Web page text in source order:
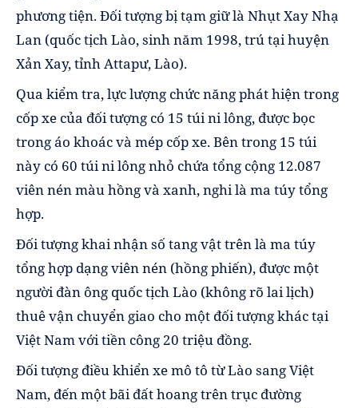
phương tiện. Đối tượng bị tạm giữ là Nhụt Xay Nhạ
Lan (quốc tịch Lào, sinh năm 1998, trú tại huyện
Xản Xay, tỉnh Attapư, Lào).
Qua kiểm tra, lực lượng chức năng phát hiện trong
cốp xe của đối tượng có 15 túi ni lông, được bọc
trong áo khoác và mép cốp xe. Bên trong 15 túi
này có 60 túi ni lông nhỏ chứa tổng cộng 12.087
viên nén màu hồng và xanh, nghi là ma túy tổng
hợp.
Đối tượng khai nhận số tang vật trên là ma túy
tổng hợp dạng viên nén (hồng phiến), được một
người đàn ông quốc tịch Lào (không rõ lai lịch)
thuê vận chuyển giao cho một đối tượng khác tại
Việt Nam với tiền công 20 triệu đồng.
Đối tượng điều khiển xe mô tô từ Lào sang Việt
Nam, đến một bãi đất hoang trên trục đường